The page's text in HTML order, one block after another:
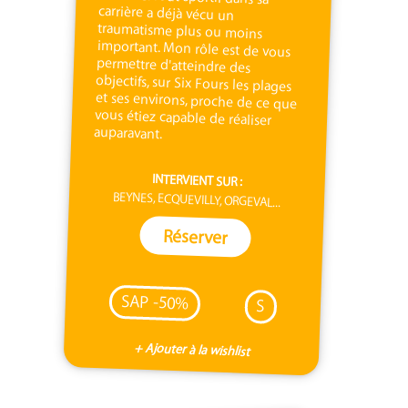
auparavant.
INTERVIENT SUR :
BEYNES, ECQUEVILLY, ORGEVAL...
Réserver
SAP -50% S
+ Ajouter à la wishlist